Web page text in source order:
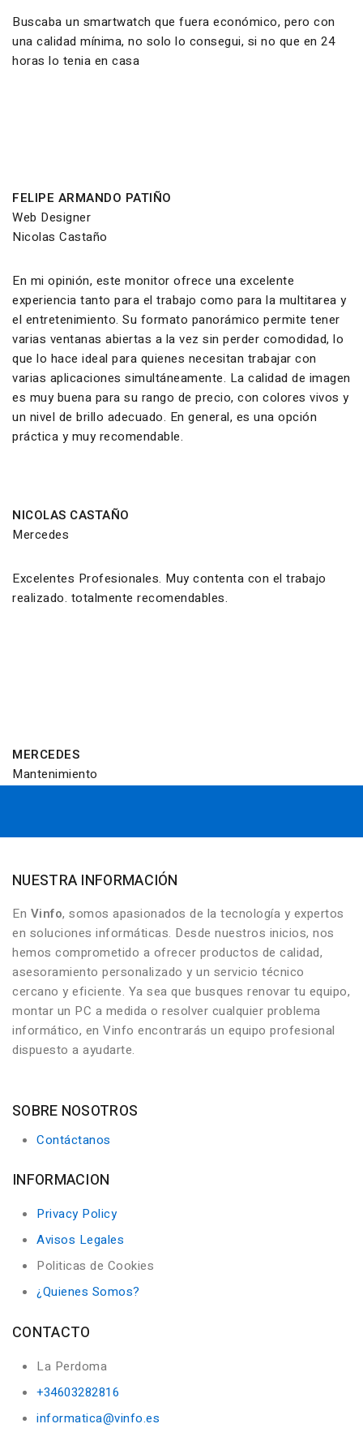
Buscaba un smartwatch que fuera económico, pero con
una calidad mínima, no solo lo consegui, si no que en 24
horas lo tenia en casa
FELIPE ARMANDO PATIÑO
Web Designer
Nicolas Castaño
En mi opinión, este monitor ofrece una excelente
experiencia tanto para el trabajo como para la multitarea y
el entretenimiento. Su formato panorámico permite tener
varias ventanas abiertas a la vez sin perder comodidad, lo
que lo hace ideal para quienes necesitan trabajar con
varias aplicaciones simultáneamente. La calidad de imagen
es muy buena para su rango de precio, con colores vivos y
un nivel de brillo adecuado. En general, es una opción
práctica y muy recomendable.
NICOLAS CASTAÑO
Mercedes
Excelentes Profesionales. Muy contenta con el trabajo
realizado. totalmente recomendables.
MERCEDES
Mantenimiento
NUESTRA INFORMACIÓN
En Vinfo, somos apasionados de la tecnología y expertos
en soluciones informáticas. Desde nuestros inicios, nos
hemos comprometido a ofrecer productos de calidad,
asesoramiento personalizado y un servicio técnico
cercano y eficiente. Ya sea que busques renovar tu equipo,
montar un PC a medida o resolver cualquier problema
informático, en Vinfo encontrarás un equipo profesional
dispuesto a ayudarte.
SOBRE NOSOTROS
Contáctanos
INFORMACION
Privacy Policy
Avisos Legales
Politicas de Cookies
¿Quienes Somos?
CONTACTO
La Perdoma
+34603282816
informatica@vinfo.es